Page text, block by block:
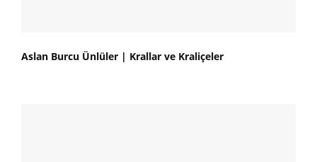
Aslan Burcu Ünlüler | Krallar ve Kraliçeler